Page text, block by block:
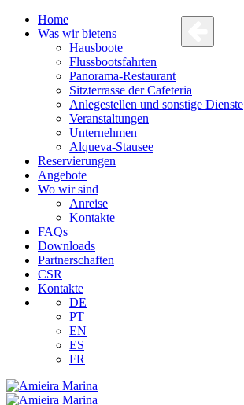
Home
Was wir bietens
Hausboote
Flussbootsfahrten
Panorama-Restaurant
Sitzterrasse der Cafeteria
Anlegestellen und sonstige Dienste
Veranstaltungen
Unternehmen
Alqueva-Stausee
Reservierungen
Angebote
Wo wir sind
Anreise
Kontakte
FAQs
Downloads
Partnerschaften
CSR
Kontakte
DE
PT
EN
ES
FR